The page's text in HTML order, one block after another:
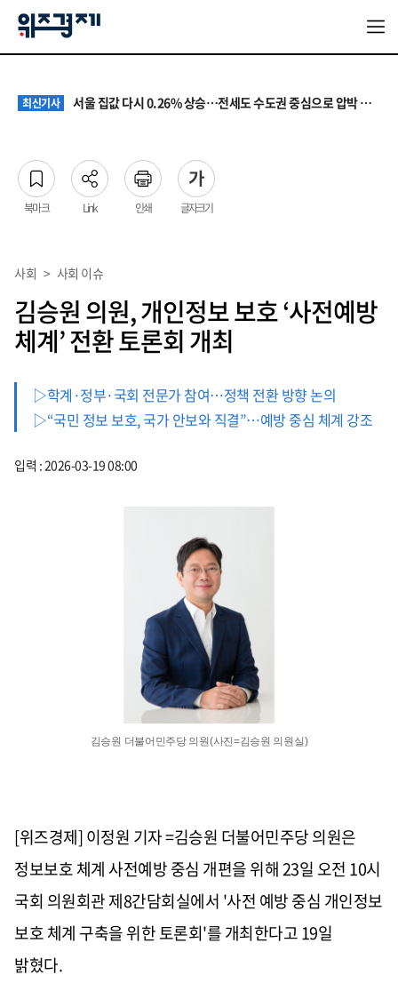
최신기사 서울 집값 다시 0.26% 상승…전세도 수도권 중심으로 압박 커져
최신기사 원·하청 교섭 갈등에 안전 지원 위축까지… 노란봉투법 불확실성 해법은
최신기사 청소년 혐오 표현, '처벌과 낙인'에서 '교양과 상식'으로
북마크 Link 인쇄 글자크기
사회 > 사회 이슈
김승원 의원, 개인정보 보호 ‘사전예방
체계’ 전환 토론회 개최
▷학계·정부·국회 전문가 참여…정책 전환 방향 논의
▷“국민 정보 보호, 국가 안보와 직결”…예방 중심 체계 강조
입력 : 2026-03-19 08:00
김승원 더불어민주당 의원(사진=김승원 의원실)
[위즈경제] 이정원 기자 =김승원 더불어민주당 의원은
정보보호 체계 사전예방 중심 개편을 위해 23일 오전 10시
국회 의원회관 제8간담회실에서 '사전 예방 중심 개인정보
보호 체계 구축을 위한 토론회'를 개최한다고 19일
밝혔다.